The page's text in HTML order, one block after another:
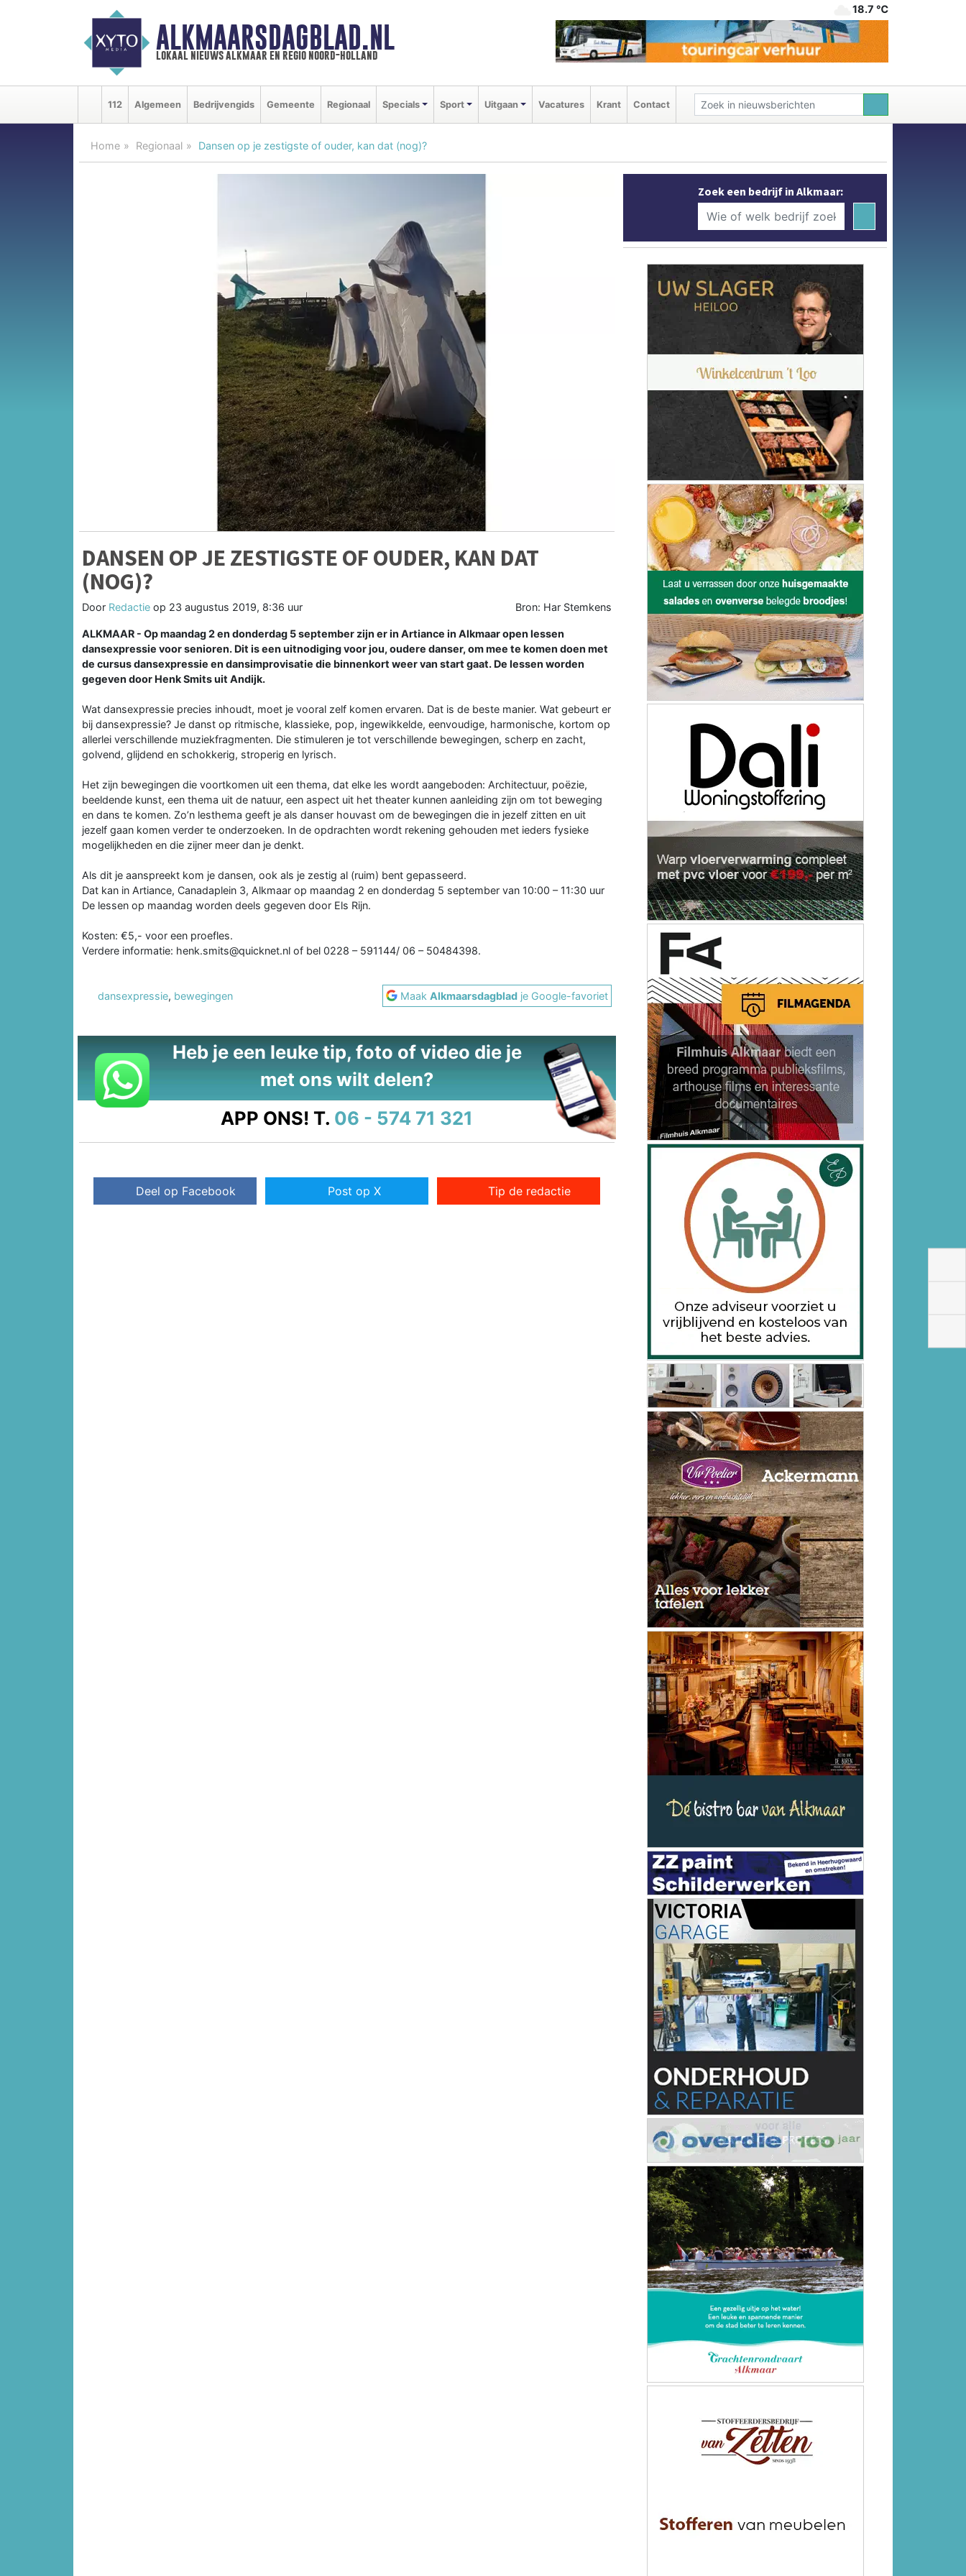
ALKMAARSDAGBLAD.NL
lokaal nieuws alkmaar en regio noord-holland
18.7 ℃
112 Algemeen Bedrijvengids Gemeente Regionaal Specials Sport Uitgaan Vacatures Krant Contact
Home Regionaal Dansen op je zestigste of ouder, kan dat (nog)?
DANSEN OP JE ZESTIGSTE OF OUDER, KAN DAT
(NOG)?
Door Redactie op 23 augustus 2019, 8:36 uur Bron: Har Stemkens
ALKMAAR - Op maandag 2 en donderdag 5 september zijn er in Artiance in Alkmaar open lessen
dansexpressie voor senioren. Dit is een uitnodiging voor jou, oudere danser, om mee te komen doen met
de cursus dansexpressie en dansimprovisatie die binnenkort weer van start gaat. De lessen worden
gegeven door Henk Smits uit Andijk.
Wat dansexpressie precies inhoudt, moet je vooral zelf komen ervaren. Dat is de beste manier. Wat gebeurt er
bij dansexpressie? Je danst op ritmische, klassieke, pop, ingewikkelde, eenvoudige, harmonische, kortom op
allerlei verschillende muziekfragmenten. Die stimuleren je tot verschillende bewegingen, scherp en zacht,
golvend, glijdend en schokkerig, stroperig en lyrisch.
Het zijn bewegingen die voortkomen uit een thema, dat elke les wordt aangeboden: Architectuur, poëzie,
beeldende kunst, een thema uit de natuur, een aspect uit het theater kunnen aanleiding zijn om tot beweging
en dans te komen. Zo’n lesthema geeft je als danser houvast om de bewegingen die in jezelf zitten en uit
jezelf gaan komen verder te onderzoeken. In de opdrachten wordt rekening gehouden met ieders fysieke
mogelijkheden en die zijner meer dan je denkt.
Als dit je aanspreekt kom je dansen, ook als je zestig al (ruim) bent gepasseerd.
Dat kan in Artiance, Canadaplein 3, Alkmaar op maandag 2 en donderdag 5 september van 10:00 – 11:30 uur
De lessen op maandag worden deels gegeven door Els Rijn.
Kosten: €5,- voor een proefles.
Verdere informatie: henk.smits@quicknet.nl of bel 0228 – 591144/ 06 – 50484398.
dansexpressie, bewegingen MaakAlkmaarsdagblad je Google-favoriet
Heb je een leuke tip, foto of video die je
met ons wilt delen?
APP ONS! T. 06 - 574 71 321
Deel op Facebook Post op X Tip de redactie
Zoek een bedrijf in Alkmaar: